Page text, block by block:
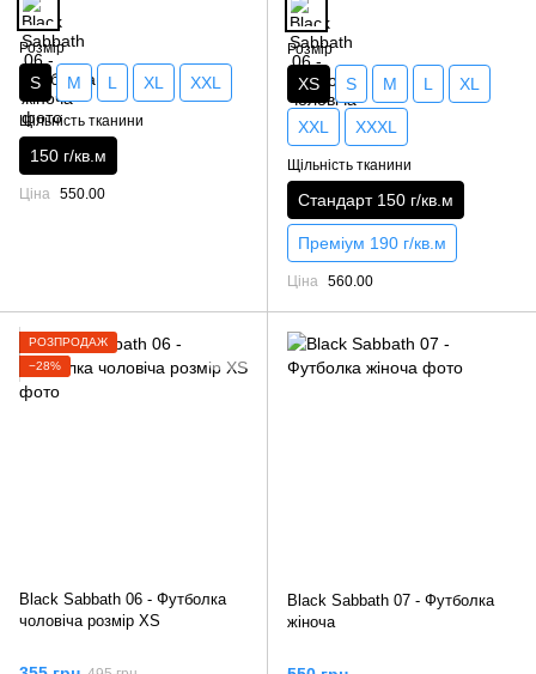
Розмір
S M L XL XXL
Щільність тканини
150 г/кв.м
Ціна 550.00
Розмір
XS S M L XL
XXL XXXL
Щільність тканини
Стандарт 150 г/кв.м
Преміум 190 г/кв.м
Ціна 560.00
РОЗПРОДАЖ
−28%
Black Sabbath 06 - Футболка
чоловіча розмір XS
Black Sabbath 07 - Футболка
жіноча